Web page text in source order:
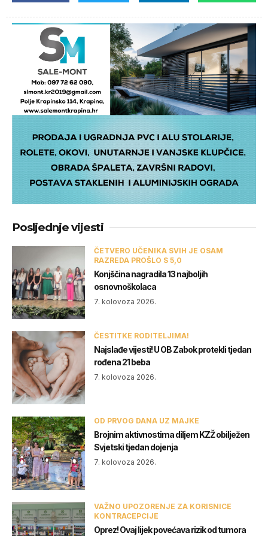
Posljednje vijesti
ČETVERO UČENIKA SVIH JE OSAM
RAZREDA PROŠLO S 5,0
Konjščina nagradila 13 najboljih
osnovnoškolaca
7. kolovoza 2026.
ČESTITKE RODITELJIMA!
Najslađe vijesti! U OB Zabok protekli tjedan
rođena 21 beba
7. kolovoza 2026.
OD PRVOG DANA UZ MAJKE
Brojnim aktivnostima diljem KZŽ obilježen
Svjetski tjedan dojenja
7. kolovoza 2026.
VAŽNO UPOZORENJE ZA KORISNICE
KONTRACEPCIJE
Oprez! Ovaj lijek povećava rizik od tumora